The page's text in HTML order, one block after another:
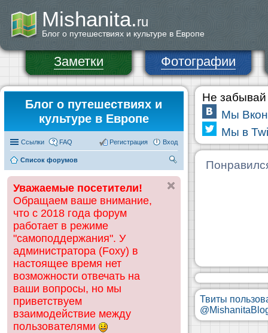
Mishanita.ru
Блог о путешествиях и культуре в Европе
Заметки Фотографии
Блог о путешествиях и
культуре в Европе
Ссылки FAQ Вход
Регистрация
Список форумов
ск
Уважаемые посетители!
Обращаем ваше внимание,
что с 2018 года форум
работает в режиме
"самоподдержания". У
администратора (Foxy) в
настоящее время нет
возможности отвечать на
ваши вопросы, но мы
приветствуем
взаимодействие между
пользователями
Не забывай
Мы
Мы в
Твиты